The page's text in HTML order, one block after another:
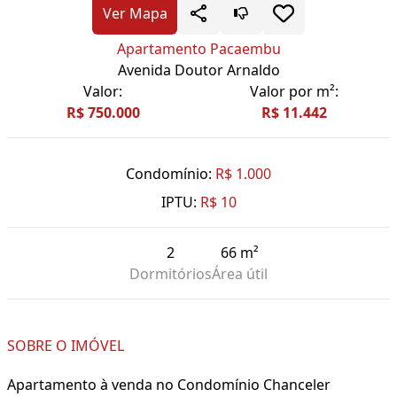
Ver Mapa
Apartamento Pacaembu
Avenida Doutor Arnaldo
Valor:
R$ 750.000
Valor por m²:
R$ 11.442
Condomínio: R$ 1.000
IPTU: R$ 10
2
Dormitórios
66 m²
Área útil
SOBRE O IMÓVEL
Apartamento à venda no Condomínio Chanceler